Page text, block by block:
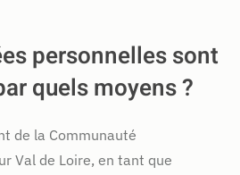
personnelles sont
quels moyens ?
de la Communauté
Val de Loire, en tant que